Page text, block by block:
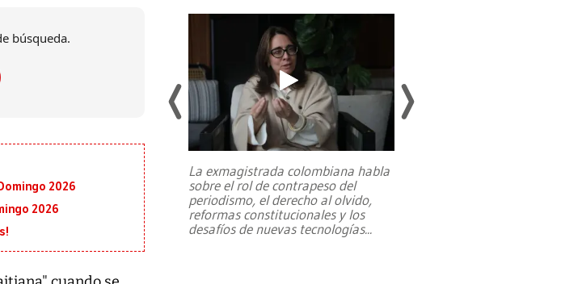
búsqueda.
2026
2026
este martes 28 de
gran ...
La exmagistrada colombiana habla
sobre el rol de contrapeso del
periodismo, el derecho al olvido,
reformas constitucionales y los
desafíos de nuevas tecnologías...